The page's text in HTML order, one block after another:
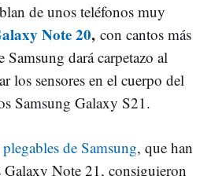
de unos teléfonos muy
Note 20, con cantos más
dará carpetazo al
los sensores en el cuerpo del
Samsung Galaxy S21.
de Samsung, que han
Note 21, consiguieron